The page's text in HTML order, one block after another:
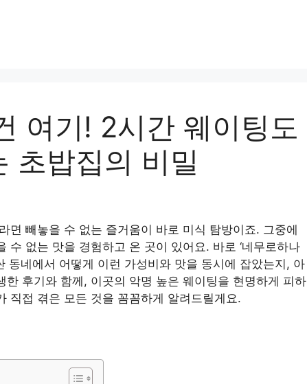
여기! 2시간 웨이팅도
초밥집의 비밀
면 빼놓을 수 없는 즐거움이 바로 미식 탐방이죠. 그중에
수 없는 맛을 경험하고 온 곳이 있어요. 바로 ‘네무로하나
동네에서 어떻게 이런 가성비와 맛을 동시에 잡았는지, 아
한 후기와 함께, 이곳의 악명 높은 웨이팅을 현명하게 피하
직접 겪은 모든 것을 꼼꼼하게 알려드릴게요.